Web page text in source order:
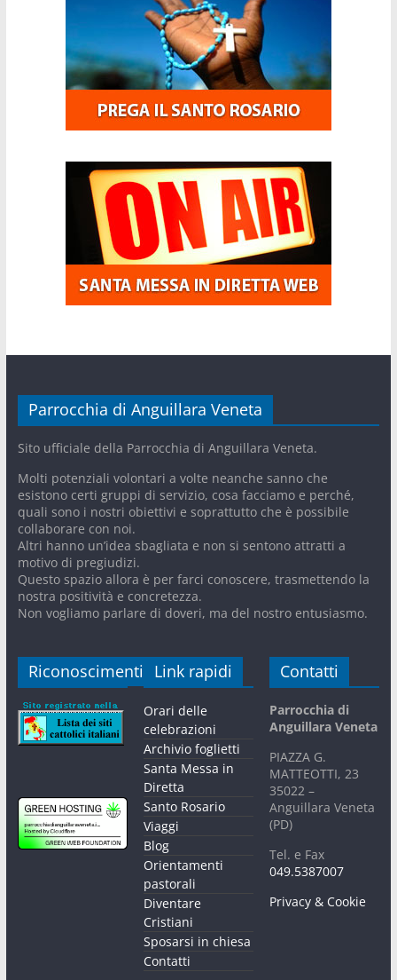
Parrocchia di Anguillara Veneta
Sito ufficiale della Parrocchia di Anguillara Veneta.
Molti potenziali volontari a volte neanche sanno che
esistono certi gruppi di servizio, cosa facciamo e perché,
quali sono i nostri obiettivi e soprattutto che è possibile
collaborare con noi.
Altri hanno un’idea sbagliata e non si sentono attratti a
motivo di pregiudizi.
Questo spazio allora è per farci conoscere, trasmettendo la
nostra positività e concretezza.
Non vogliamo parlare di doveri, ma del nostro entusiasmo.
Riconoscimenti Link rapidi
Orari delle
celebrazioni
Archivio foglietti
Santa Messa in
Diretta
Santo Rosario
Viaggi
Blog
Orientamenti
pastorali
Diventare
Cristiani
Sposarsi in chiesa
Contatti
Contatti
Parrocchia di
Anguillara Veneta
PIAZZA G.
MATTEOTTI, 23
35022 –
Anguillara Veneta
(PD)
Tel. e Fax
049.5387007
Privacy & Cookie